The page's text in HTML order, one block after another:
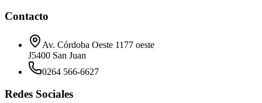
Contacto
Av. Córdoba Oeste 1177 oeste
J5400 San Juan
0264 566-6627
Redes Sociales